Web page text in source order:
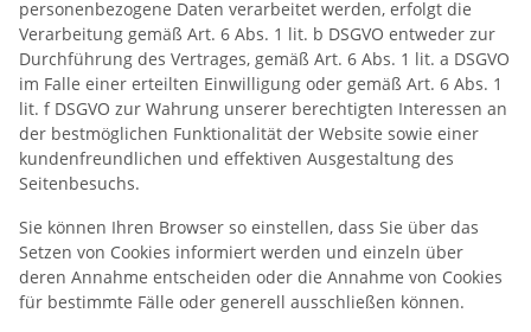
personenbezogene Daten verarbeitet werden, erfolgt die
Verarbeitung gemäß Art. 6 Abs. 1 lit. b DSGVO entweder zur
Durchführung des Vertrages, gemäß Art. 6 Abs. 1 lit. a DSGVO
im Falle einer erteilten Einwilligung oder gemäß Art. 6 Abs. 1
lit. f DSGVO zur Wahrung unserer berechtigten Interessen an
der bestmöglichen Funktionalität der Website sowie einer
kundenfreundlichen und effektiven Ausgestaltung des
Seitenbesuchs.
Sie können Ihren Browser so einstellen, dass Sie über das
Setzen von Cookies informiert werden und einzeln über
deren Annahme entscheiden oder die Annahme von Cookies
für bestimmte Fälle oder generell ausschließen können.